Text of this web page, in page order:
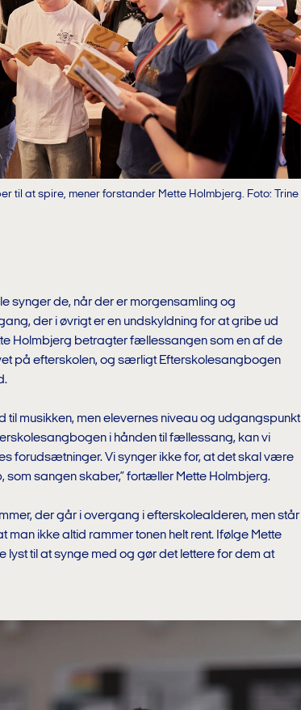
til at spire, mener forstander Mette Holmbjerg. Foto: Trine
synger de, når der er morgensamling og
der i øvrigt er en undskyldning for at gribe ud
Holmbjerg betragter fællessangen som en af de
på efterskolen, og særligt Efterskolesangbogen
til musikken, men elevernes niveau og udgangspunkt
i hånden til fællessang, kan vi
forudsætninger. Vi synger ikke for, at det skal være
sangen skaber,” fortæller Mette Holmbjerg.
der går i overgang i efterskolealderen, men står
man ikke altid rammer tonen helt rent. Ifølge Mette
lyst til at synge med og gør det lettere for dem at